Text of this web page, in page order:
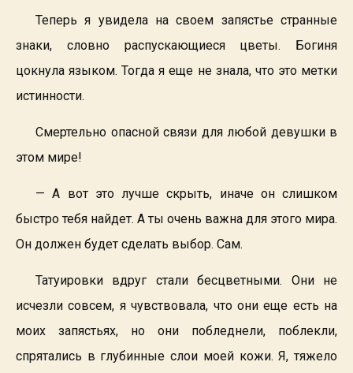
Теперь я увидела на своем запястье странные
знаки, словно распускающиеся цветы. Богиня
цокнула языком. Тогда я еще не знала, что это метки
истинности.
Смертельно опасной связи для любой девушки в
этом мире!
— А вот это лучше скрыть, иначе он слишком
быстро тебя найдет. А ты очень важна для этого мира.
Он должен будет сделать выбор. Сам.
Татуировки вдруг стали бесцветными. Они не
исчезли совсем, я чувствовала, что они еще есть на
моих запястьях, но они побледнели, поблекли,
спрятались в глубинные слои моей кожи. Я, тяжело